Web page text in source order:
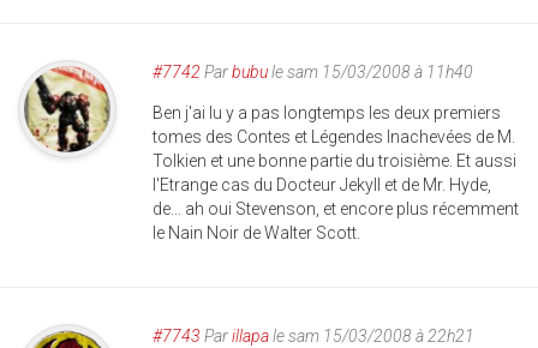
#7742 Parbubule sam 15/03/2008 à 11h40
Ben j'ai lu y a pas longtemps les deux premiers
tomes des Contes et Légendes Inachevées de M.
Tolkien et une bonne partie du troisième. Et aussi
l'Etrange cas du Docteur Jekyll et de Mr. Hyde,
de... ah oui Stevenson, et encore plus récemment
le Nain Noir de Walter Scott.
#7743 Parillapale sam 15/03/2008 à 22h21